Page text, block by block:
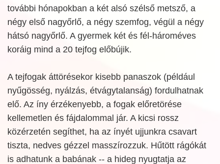
további hónapokban a két alsó szélső metsző, a
négy első nagyőrlő, a négy szemfog, végül a négy
hátsó nagyőrlő. A gyermek két és fél-hároméves
koráig mind a 20 tejfog előbújik.
A tejfogak áttörésekor kisebb panaszok (például
nyűgösség, nyálzás, étvágytalanság) fordulhatnak
elő. Az íny érzékenyebb, a fogak előretörése
kellemetlen és fájdalommal jár. A kicsi rossz
közérzetén segíthet, ha az ínyét ujjunkra csavart
tiszta, nedves gézzel masszírozzuk. Hűtött rágókát
is adhatunk a babának -- a hideg nyugtatja az